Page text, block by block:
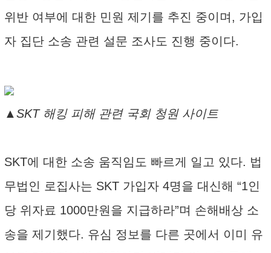
위반 여부에 대한 민원 제기를 추진 중이며, 가입
자 집단 소송 관련 설문 조사도 진행 중이다.
▲SKT 해킹 피해 관련 국회 청원 사이트
SKT에 대한 소송 움직임도 빠르게 일고 있다. 법
무법인 로집사는 SKT 가입자 4명을 대신해 “1인
당 위자료 1000만원을 지급하라”며 손해배상 소
송을 제기했다. 유심 정보를 다른 곳에서 이미 유